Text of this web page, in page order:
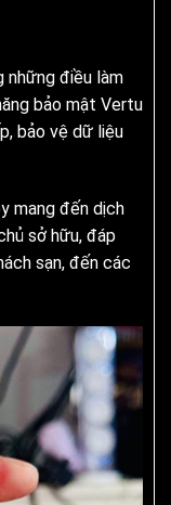
những điều làm
bảo mật Vertu
bảo vệ dữ liệu
mang đến dịch
sở hữu, đáp
sạn, đến các